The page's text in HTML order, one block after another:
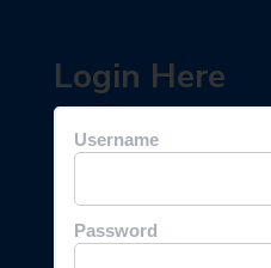
Login Here
Username
Password